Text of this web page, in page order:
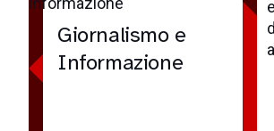
Giornalismo e
Informazione